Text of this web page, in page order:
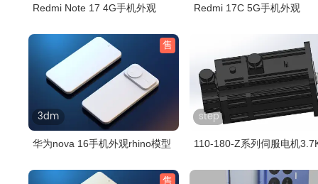
Redmi Note 17 4G手机外观 Redmi 17C 5G手机外观
售
3dm
华为nova 16手机外观rhino模型
step
110-180-Z系列伺服电机
售